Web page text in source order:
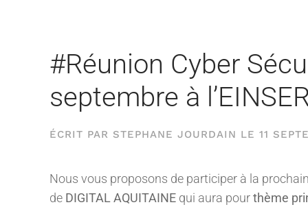
#Réunion Cyber
septembre à
ÉCRIT PAR STEPHANE JOURDAIN LE 11
Nous vous proposons de participer à la
de DIGITAL AQUITAINE qui aura pourthème